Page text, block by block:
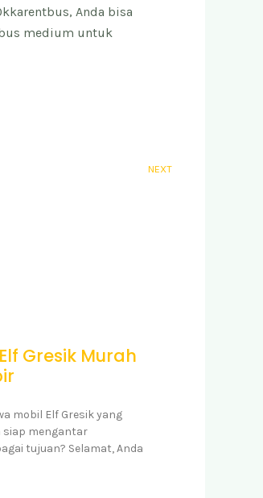
Anda bisa
medium untuk
NEXT
Gresik Murah
mobil Elf Gresik yang
siap mengantar
tujuan? Selamat, Anda